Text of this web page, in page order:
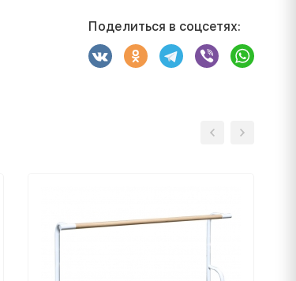
Поделиться в соцсетях: